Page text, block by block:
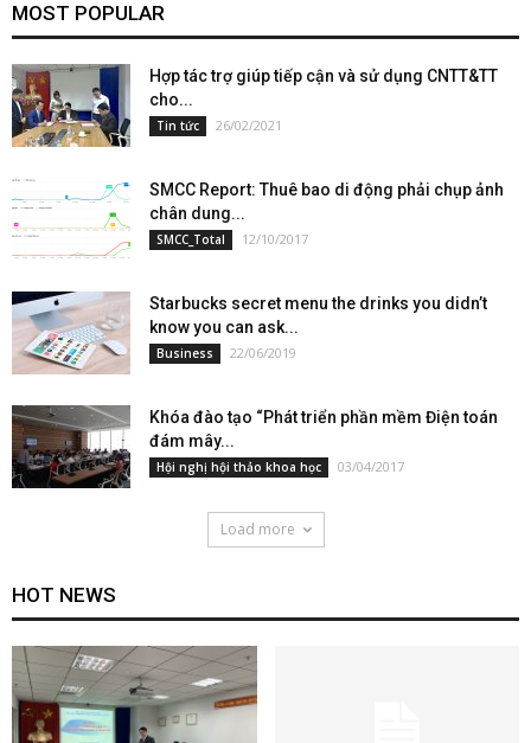
MOST POPULAR
Hợp tác trợ giúp tiếp cận và sử dụng CNTT&TT
cho...
Tin tức 26/02/2021
SMCC Report: Thuê bao di động phải chụp ảnh
chân dung...
SMCC_Total 12/10/2017
Starbucks secret menu the drinks you didn’t
know you can ask...
Business 22/06/2019
Khóa đào tạo “Phát triển phần mềm Điện toán
đám mây...
Hội nghị hội thảo khoa học 03/04/2017
Load more
HOT NEWS